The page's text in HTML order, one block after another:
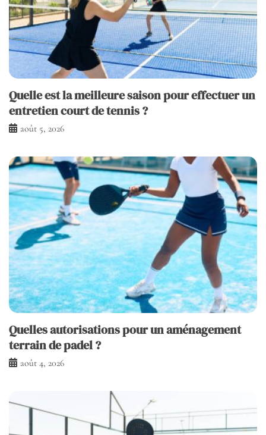
Quelle est la meilleure saison pour effectuer un
entretien court de tennis ?
août 5, 2026
Quelles autorisations pour un aménagement
terrain de padel ?
août 4, 2026